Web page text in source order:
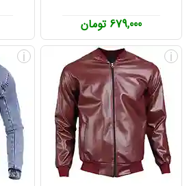
679,000 تومان
i
i